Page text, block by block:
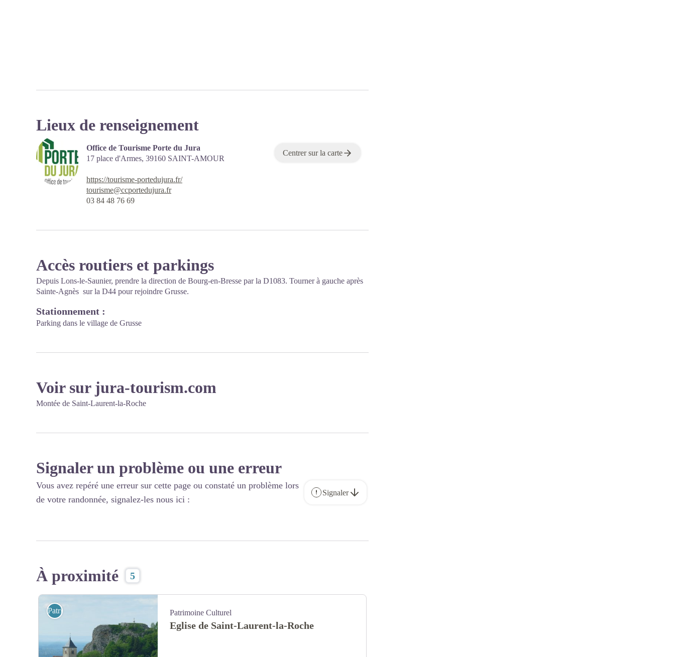
Lieux de renseignement
Office de Tourisme Porte du Jura
17 place d'Armes, 39160 SAINT-AMOUR
Centrer sur la carte
https://tourisme-portedujura.fr/
tourisme@ccportedujura.fr
03 84 48 76 69
Accès routiers et parkings
Depuis Lons-le-Saunier, prendre la direction de Bourg-en-Bresse par la D1083. Tourner à gauche après
Sainte-Agnès sur la D44 pour rejoindre Grusse.
Stationnement :
Parking dans le village de Grusse
Voir sur jura-tourism.com
Montée de Saint-Laurent-la-Roche
Signaler un problème ou une erreur
Vous avez repéré une erreur sur cette page ou constaté un problème lors
de votre randonnée, signalez-les nous ici :
Signaler
À proximité 5
Patrimoine Culturel Patrimoine Culturel
Eglise de Saint-Laurent-la-Roche